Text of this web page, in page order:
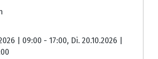
| 09:00 - 17:00, Di. 20.10.2026 |